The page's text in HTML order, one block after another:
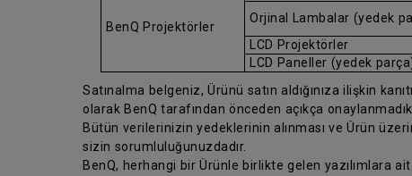
BenQ Projektörler
Orjinal Lambalar (yedek
LCD Projektörler
LCD Paneller (yedek
Satınalma belgeniz, Ürünü satın aldığınıza ilişkin
olarak BenQ tarafından önceden açıkça
Bütün verilerinizin yedeklerinin alınması ve Ürün
sizin sorumluluğunuzdadır.
BenQ, herhangi bir Ürünle birlikte gelen yazılımlara